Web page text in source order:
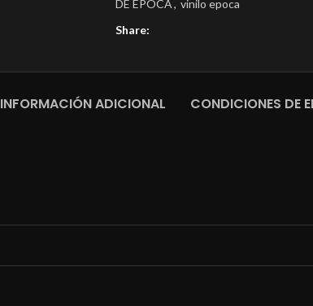
DE EPOCA, vinilo epoca
Share:
INFORMACIÓN ADICIONAL CONDICIONES DE